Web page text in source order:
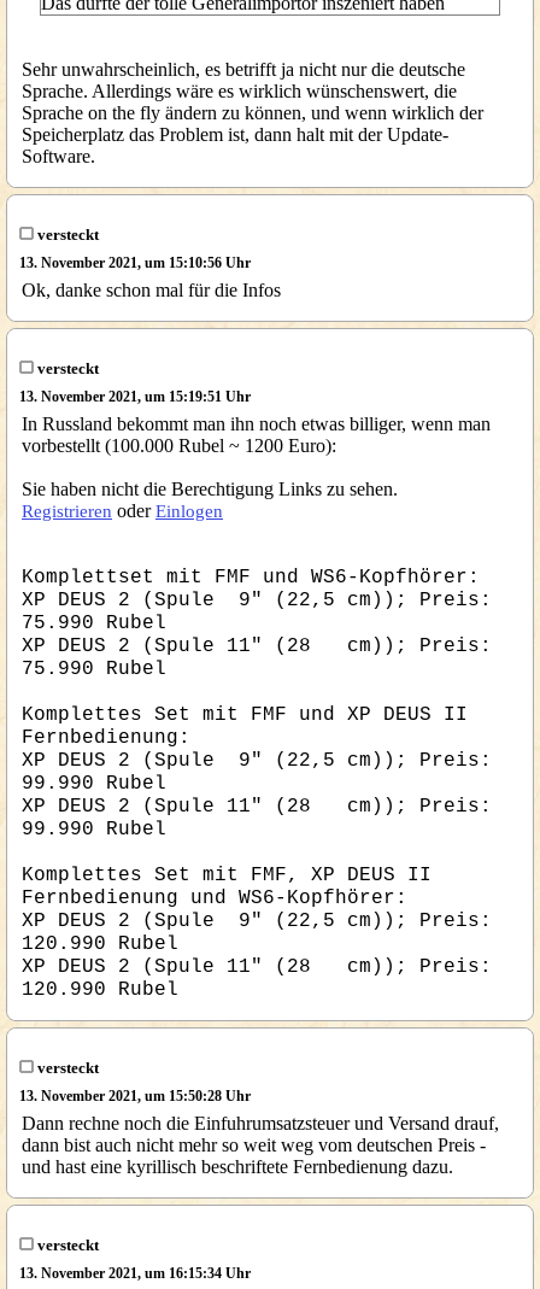
Sehr unwahrscheinlich, es betrifft ja nicht nur die deutsche
Sprache. Allerdings wäre es wirklich wünschenswert, die
Sprache on the fly ändern zu können, und wenn wirklich der
Speicherplatz das Problem ist, dann halt mit der Update-
Software.
versteckt
13. November 2021, um 15:10:56 Uhr
Ok, danke schon mal für die Infos
versteckt
13. November 2021, um 15:19:51 Uhr
In Russland bekommt man ihn noch etwas billiger, wenn man
vorbestellt (100.000 Rubel ~ 1200 Euro):
Sie haben nicht die Berechtigung Links zu sehen.
Registrieren oderEinlogen
Komplettset mit FMF und WS6-Kopfhörer:
XP DEUS 2 (Spule 9" (22,5 cm)); Preis:
75.990 Rubel
XP DEUS 2 (Spule 11" (28 cm)); Preis:
75.990 Rubel
Komplettes Set mit FMF und XP DEUS II
Fernbedienung:
XP DEUS 2 (Spule 9" (22,5 cm)); Preis:
99.990 Rubel
XP DEUS 2 (Spule 11" (28 cm)); Preis:
99.990 Rubel
Komplettes Set mit FMF, XP DEUS II
Fernbedienung und WS6-Kopfhörer:
XP DEUS 2 (Spule 9" (22,5 cm)); Preis:
120.990 Rubel
XP DEUS 2 (Spule 11" (28 cm)); Preis:
120.990 Rubel
versteckt
13. November 2021, um 15:50:28 Uhr
Dann rechne noch die Einfuhrumsatzsteuer und Versand drauf,
dann bist auch nicht mehr so weit weg vom deutschen Preis -
und hast eine kyrillisch beschriftete Fernbedienung dazu.
versteckt
13. November 2021, um 16:15:34 Uhr